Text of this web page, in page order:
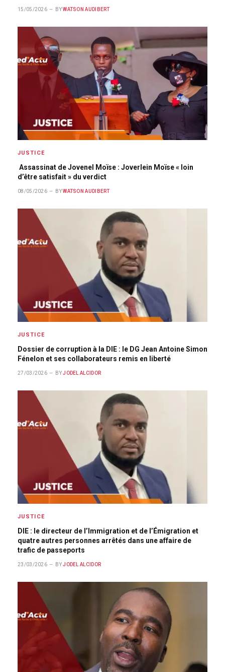
15/05/2026 BY WATSON AUDIBERT
JUSTICE
Assassinat de Jovenel Moïse : Joverlein Moïse « loin
d’être satisfait » du verdict
08/05/2026 BY WATSON AUDIBERT
JUSTICE
Dossier de corruption à la DIE : le DG Jean Antoine Simon
Fénelon et ses collaborateurs remis en liberté
27/03/2026 BY JODEL ALCIDOR
JUSTICE
DIE : le directeur de l’Immigration et de l’Émigration et
quatre autres personnes arrêtés dans une affaire de
trafic de passeports
23/03/2026 BY JODEL ALCIDOR